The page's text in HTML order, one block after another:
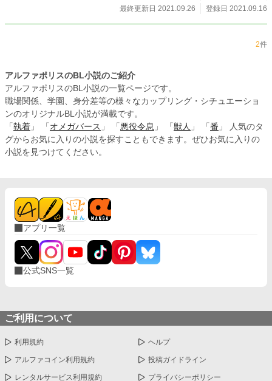
最終更新日 2021.09.26
登録日 2021.09.16
2件
アルファポリスのBL小説のご紹介
アルファポリスのBL小説の一覧ページです。
職場関係、学園、身分差等の様々なカップリング・シチュエーショ
ンのオリジナルBL小説が満載です。
「 執着 」 「 オメガバース 」 「 悪役令息 」 「 獣人 」 「 番 」 人気のタ
グからお気に入りの小説を探すこともできます。ぜひお気に入りの
小説を見つけてください。
アプリ一覧
公式SNS一覧
ご利用について
利用規約 ヘルプ
アルファコイン利用規約 投稿ガイドライン
レンタルサービス利用規約 プライバシーポリシー